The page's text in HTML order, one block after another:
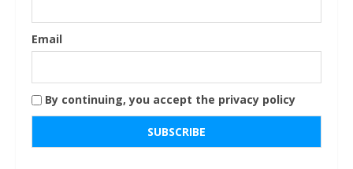
Email
By continuing, you accept the privacy policy